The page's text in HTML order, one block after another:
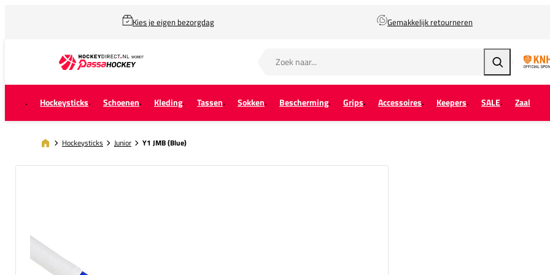
Kies je eigen bezorgdag Gemakkelijk retourneren
Zoeken
Hockeysticks Schoenen Kleding Tassen Sokken Bescherming Grips Accessoires Keepers SALE Zaal
Hockeysticks Junior Y1 JMB (Blue)